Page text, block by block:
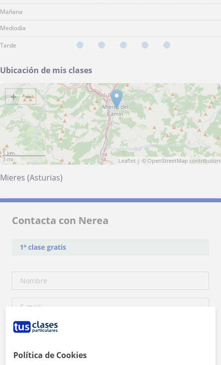
Mañana
Mediodía
Tarde
Ubicación de mis clases
+ −
5 km
3 mi
Leaflet | © OpenStreetMap contributors
Mieres (Asturias)
Contacta con Nerea
1ª clase gratis
Política de Cookies